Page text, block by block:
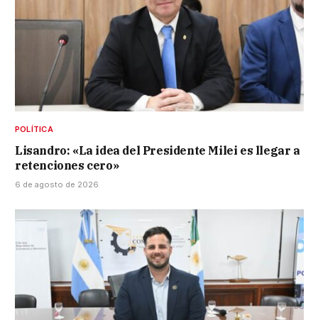
POLÍTICA
Lisandro: «La idea del Presidente Milei es llegar a
retenciones cero»
6 de agosto de 2026